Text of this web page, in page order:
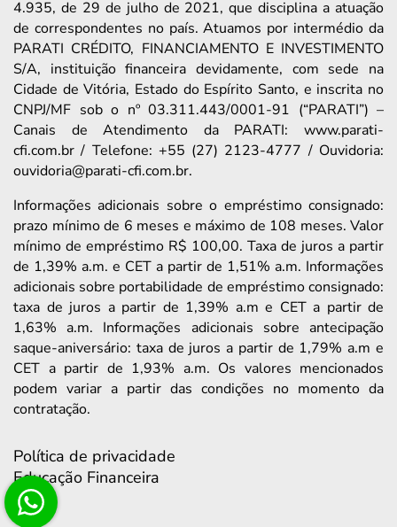
4.935, de 29 de julho de 2021, que disciplina a atuação
de correspondentes no país. Atuamos por intermédio da
PARATI CRÉDITO, FINANCIAMENTO E INVESTIMENTO
S/A, instituição financeira devidamente, com sede na
Cidade de Vitória, Estado do Espírito Santo, e inscrita no
CNPJ/MF sob o nº 03.311.443/0001-91 (“PARATI”) –
Canais de Atendimento da PARATI: www.parati-
cfi.com.br / Telefone: +55 (27) 2123-4777 / Ouvidoria:
ouvidoria@parati-cfi.com.br.
Informações adicionais sobre o empréstimo consignado:
prazo mínimo de 6 meses e máximo de 108 meses. Valor
mínimo de empréstimo R$ 100,00. Taxa de juros a partir
de 1,39% a.m. e CET a partir de 1,51% a.m. Informações
adicionais sobre portabilidade de empréstimo consignado:
taxa de juros a partir de 1,39% a.m e CET a partir de
1,63% a.m. Informações adicionais sobre antecipação
saque-aniversário: taxa de juros a partir de 1,79% a.m e
CET a partir de 1,93% a.m. Os valores mencionados
podem variar a partir das condições no momento da
contratação.
Política de privacidade
Educação Financeira